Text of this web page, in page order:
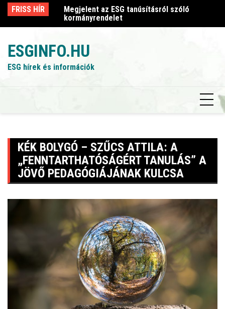
Skip
content
FRISS HÍR
szóló
Megjelent az ESG tanúsításról szóló
kormányrendelet
ESGINFO.HU
ESG hírek és információk
KÉK BOLYGÓ – SZŰCS ATTILA: A
„FENNTARTHATÓSÁGÉRT TANULÁS” A
JÖVŐ PEDAGÓGIÁJÁNAK KULCSA